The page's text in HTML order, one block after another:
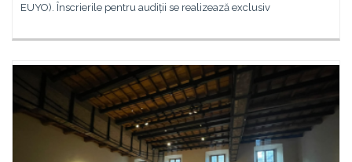
EUYO). Înscrierile pentru audiții se realizează exclusiv